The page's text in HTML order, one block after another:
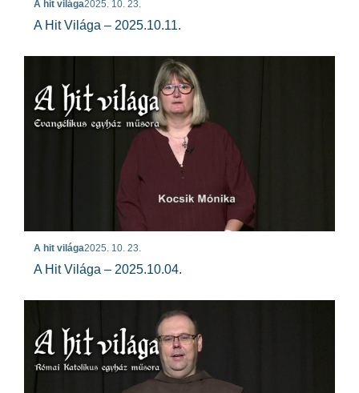
A hit világa2025. 10. 23.
A Hit Világa – 2025.10.11.
A hit világa2025. 10. 23.
A Hit Világa – 2025.10.04.